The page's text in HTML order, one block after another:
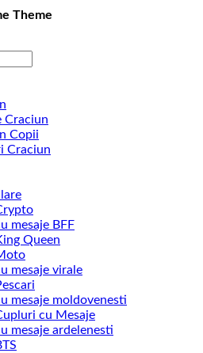
Theme
Craciun
Copii
Craciun
mesaje BFF
Queen
mesaje virale
mesaje moldovenesti
cu Mesaje
mesaje ardelenesti